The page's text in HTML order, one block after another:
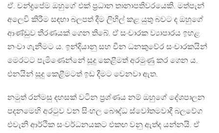
ඒ. චන්ද්‍රපේම ඔහුගේ එක් ප්‍රධාන තානාපතිවරයෙකි. මත්පැන්
අලෙවි කිරීම සඳහා බලපත් දීම ලිහිල් කළ යුතු බවට ද ඔහුගේ
ආණ්ඩුව තීරණයක් ගෙන තිබේ. ඒ සංචාරක ව්‍යාපාරය ඉහළ
නංවා ගැනීමට ය. ඉන්දියානු සහ චීන ධනකුවේර සංචාරකයින්
මෙරටට පැමිණෙන්නේ සූදු කෙළීමත් අරමුණු කර ගෙන ය.
එනයින් සූදු කෙළීමටත් ඉඩ දීමට වෙනවා ඇත.
නමුත් රන්මසු දහසක් වටින ප්‍රශ්ණය නම් ඔහුගේ දේශපාලන
පදනමෙහි අරටුව වන සිංහල බෞද්ධ ස්වෝතමවාදී බලවේග
එවැනි ආර්ථික සංවර්ධනයකට එකඟ වනු ඇත්ද යන්නයි. ඒ